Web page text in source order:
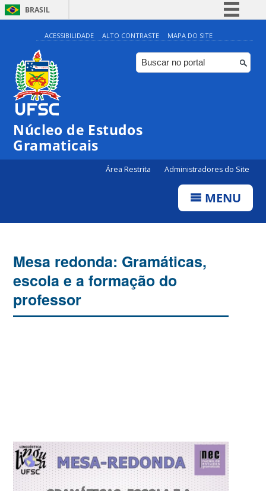
BRASIL
Simplifique!
Comunica BR
Participe
ACESSIBILIDADE ALTO CONTRASTE MAPA DO SITE
Núcleo de Estudos
Gramaticais
Área Restrita Administradores do Site
MENU
Mesa redonda: Gramáticas,
escola e a formação do
professor